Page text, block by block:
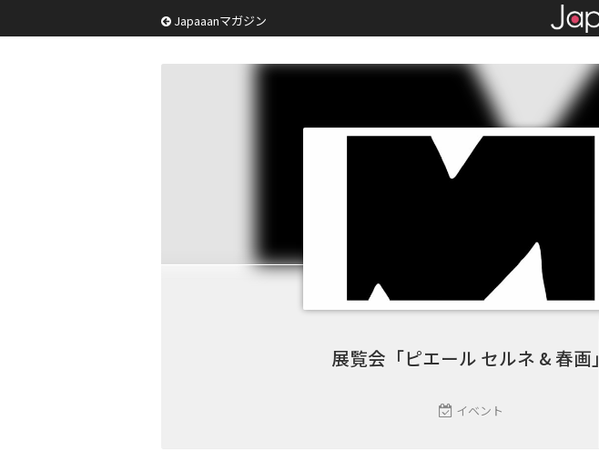
Japaaanマガジン
展覧会「ピエール セルネ & 春画」
イベント